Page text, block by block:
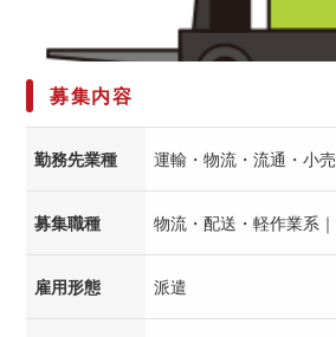
募集内容
勤務先業種 運輸・物流・流通・小売
募集職種 物流・配送・軽作業系
雇用形態 派遣